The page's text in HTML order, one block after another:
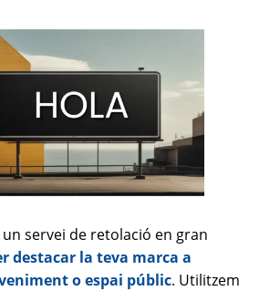
servei de retolació en gran
destacar la teva marca a
o espai públic. Utilitzem